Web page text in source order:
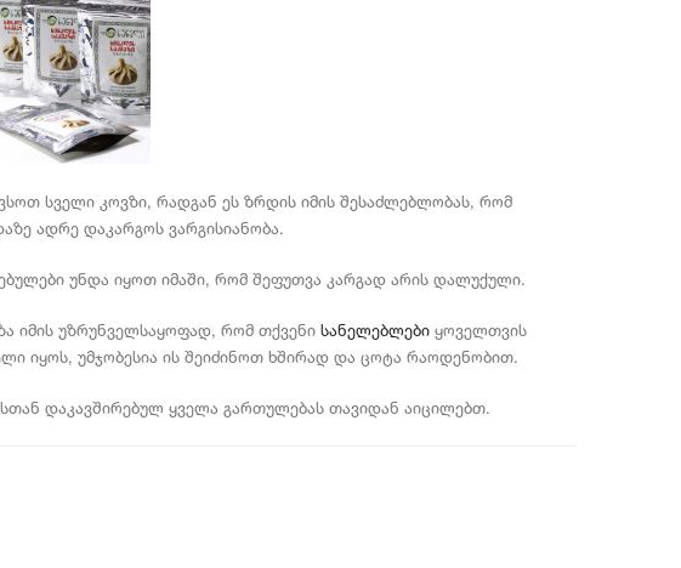
სველი კოვზი, რადგან ეს ზრდის იმის შესაძლებლობას, რომ
ადრე დაკარგოს ვარგისიანობა.
უნდა იყოთ იმაში, რომ შეფუთვა კარგად არის დალუქული.
იმის უზრუნველსაყოფად, რომ თქვენი სანელებლები ყოველთვის
იყოს, უმჯობესია ის შეიძინოთ ხშირად და ცოტა რაოდენობით.
დაკავშირებულ ყველა გართულებას თავიდან აიცილებთ.